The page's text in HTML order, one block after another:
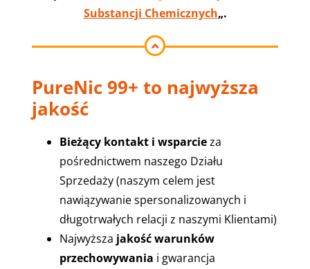
Substancji Chemicznych„.
PureNic 99+ to najwyższa
jakość
Bieżący kontakt i wsparcieza
pośrednictwem naszego Działu
Sprzedaży (naszym celem jest
nawiązywanie spersonalizowanych i
długotrwałych relacji z naszymi Klientami)
Najwyższa jakość warunków
przechowywania i gwarancja